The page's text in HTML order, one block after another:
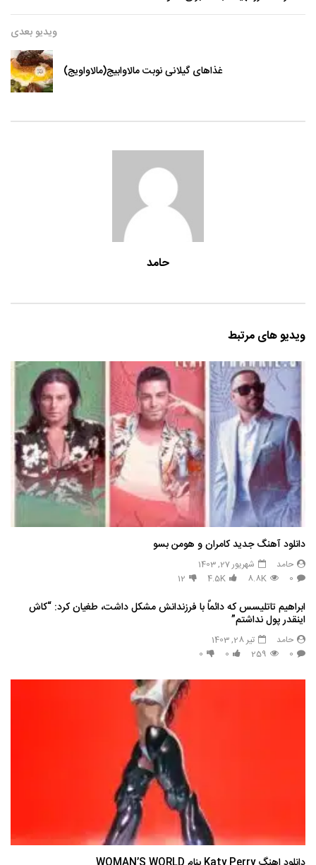
ویدیو بعدی
غذاهای گیلانی نوبت مالاوابیج(مالاواویج)
حامد
ویدیو های مرتبط
دانلود آهنگ جدید کامران و هومن بسو
حامد
شهریور 27, 1403
0
8.8K
4.5K
12
ابراهیم تاتلیسس که دائماً با فرزندانش مشکل داشت، طغیان کرد: “کاش
اینقدر پول نداشتم”
حامد
تیر 28, 1403
0
259
0
0